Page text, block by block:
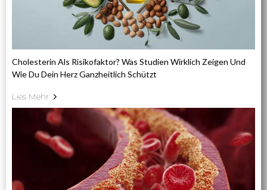
Cholesterin Als Risikofaktor? Was Studien Wirklich Zeigen Und
Wie Du Dein Herz Ganzheitlich Schützt
Lies Mehr